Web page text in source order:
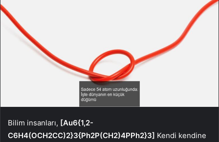
Bilim insanları, [Au6{1,2-
C6H4(OCH2CC)2}3{Ph2P(CH2)4PPh2}3] Kendi kendine